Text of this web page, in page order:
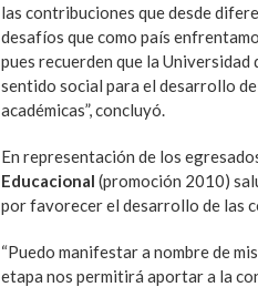
las contribuciones que desde
desafíos que como país
pues recuerden que la
sentido social para el desarrollo
académicas”, concluyó.
En representación de los
Educacional (promoción 2010)
por favorecer el desarrollo de las
“Puedo manifestar a nombre de
etapa nos permitirá aportar a la